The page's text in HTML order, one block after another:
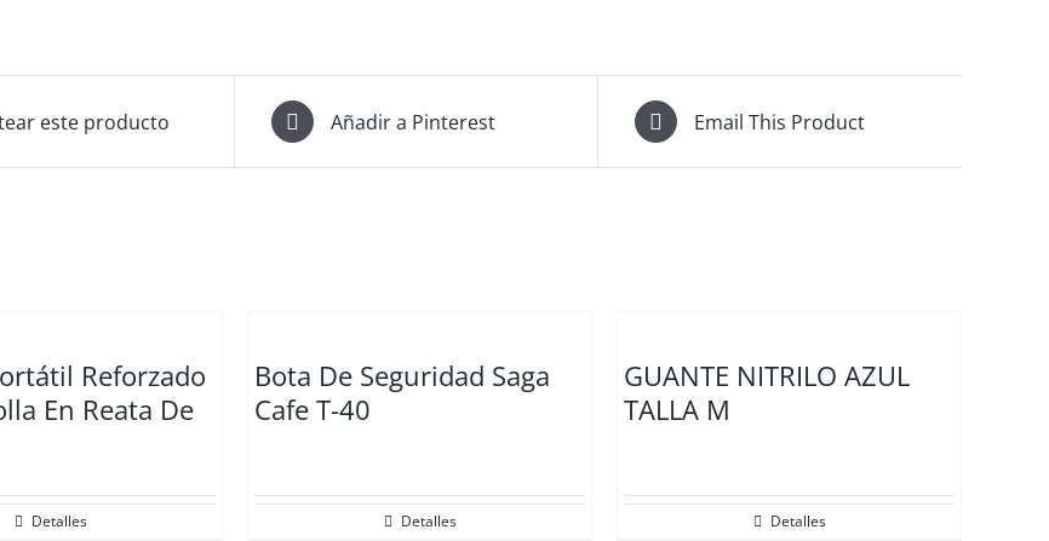
este producto Añadir a Pinterest Email This Product
Reforzado
En Reata De
Detalles
Bota De Seguridad Saga
Cafe T-40
Detalles
GUANTE NITRILO AZUL
TALLA M
Detalles